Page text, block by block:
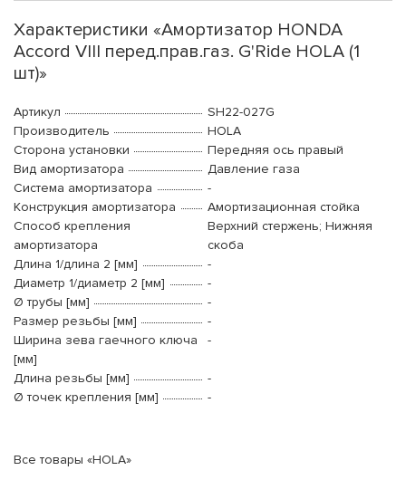
Характеристики «Амортизатор HONDA
Accord VIII перед.прав.газ. G'Ride HOLA (1
шт)»
Артикул
SH22-027G
Производитель
HOLA
Сторона установки
Передняя ось правый
Вид амортизатора
Давление газа
Система амортизатора
-
Конструкция амортизатора
Амортизационная стойка
Способ крепления
амортизатора
Верхний стержень; Нижняя
скоба
Длина 1/длина 2 [мм]
-
Диаметр 1/диаметр 2 [мм]
-
Ø трубы [мм]
-
Размер резьбы [мм]
-
Ширина зева гаечного ключа
[мм]
-
Длина резьбы [мм]
-
Ø точек крепления [мм]
-
Все товары «HOLA»